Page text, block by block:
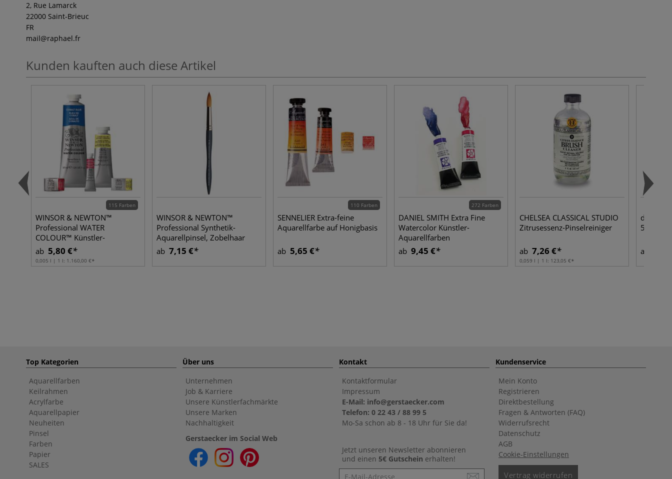
2, Rue Lamarck
22000 Saint-Brieuc
FR
mail@raphael.fr
Kunden kauften auch diese Artikel
115 Farben
WINSOR & NEWTON™
Professional WATER
COLOUR™ Künstler-
Aquarellfarbe, einzeln
ab 5,80 €
0,005 l | 1 l: 1.160,00 €
WINSOR & NEWTON™
Professional Synthetik-
Aquarellpinsel, Zobelhaar
Imitation, rund
ab 7,15 €
110 Farben
SENNELIER Extra-feine
Aquarellfarbe auf Honigbasis
ab 5,65 €
272 Farben
DANIEL SMITH Extra Fine
Watercolor Künstler-
Aquarellfarben
ab 9,45 €
CHELSEA CLASSICAL STUDIO
Zitrusessenz-Pinselreiniger
ab 7,26 €
0,059 l | 1 l: 123,05 €
da Vinci
5590,
ab
Top Kategorien
Aquarellfarben
Keilrahmen
Acrylfarbe
Aquarellpapier
Neuheiten
Pinsel
Farben
Papier
SALES
Über uns
Unternehmen
Job & Karriere
Unsere Künstlerfachmärkte
Unsere Marken
Nachhaltigkeit
Gerstaecker im Social Web
Kontakt
Kontaktformular
Impressum
E-Mail: info@gerstaecker.com
Telefon: 0 22 43 / 88 99 5
Mo-Sa schon ab 8 - 18 Uhr für Sie da!
Jetzt unseren Newsletter abonnieren
und einen 5€ Gutschein erhalten!
Newsletter
Kundenservice
Mein Konto
Registrieren
Direktbestellung
Fragen & Antworten (FAQ)
Widerrufsrecht
Datenschutz
AGB
Cookie-Einstellungen
Vertrag widerrufen